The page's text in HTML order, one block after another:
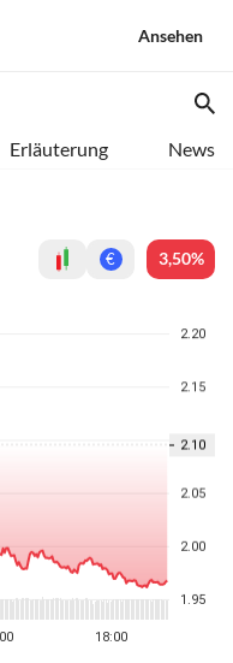
Ansehen
Erläuterung News
€ 3,50%